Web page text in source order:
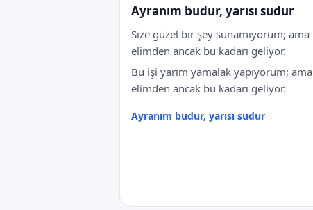
Ayranım budur, yarısı sudur
Size güzel bir şey sunamıyorum; ama
elimden ancak bu kadarı geliyor.
Bu işi yarım yamalak yapıyorum; ama
elimden ancak bu kadarı geliyor.
Ayranım budur, yarısı sudur